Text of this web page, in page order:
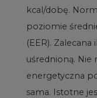
kcal/dobę.
poziomie
(EER).
uśrednioną. Nie
energetyczna
sama. Istotne